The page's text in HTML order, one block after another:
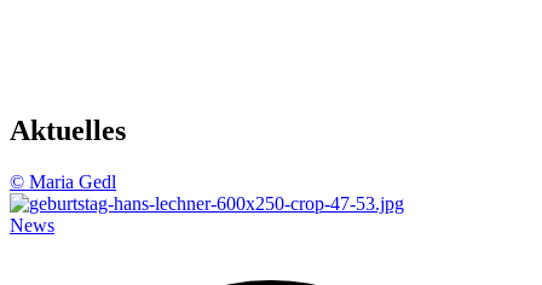
Aktuelles
© Maria Gedl
News